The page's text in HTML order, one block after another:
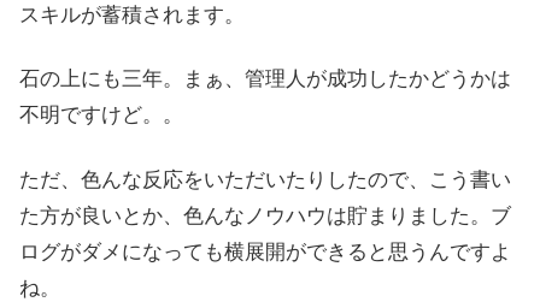
スキルが蓄積されます。
石の上にも三年。まぁ、管理人が成功したかどうかは
不明ですけど。。
ただ、色んな反応をいただいたりしたので、こう書い
た方が良いとか、色んなノウハウは貯まりました。ブ
ログがダメになっても横展開ができると思うんですよ
ね。